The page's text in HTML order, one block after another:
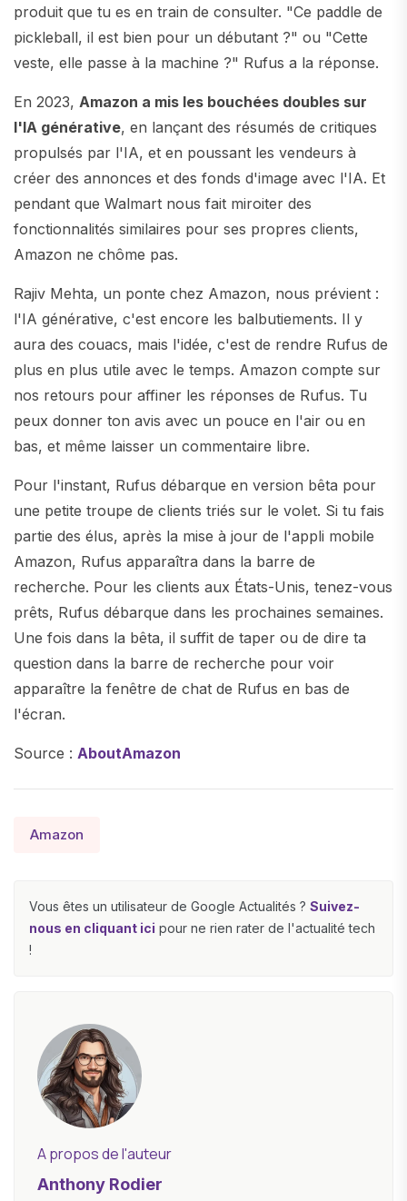
produit que tu es en train de consulter. "Ce paddle de
pickleball, il est bien pour un débutant ?" ou "Cette
veste, elle passe à la machine ?" Rufus a la réponse.
En 2023, Amazon a mis les bouchées doubles sur
l'IA générative, en lançant des résumés de critiques
propulsés par l'IA, et en poussant les vendeurs à
créer des annonces et des fonds d'image avec l'IA. Et
pendant que Walmart nous fait miroiter des
fonctionnalités similaires pour ses propres clients,
Amazon ne chôme pas.
Rajiv Mehta, un ponte chez Amazon, nous prévient :
l'IA générative, c'est encore les balbutiements. Il y
aura des couacs, mais l'idée, c'est de rendre Rufus de
plus en plus utile avec le temps. Amazon compte sur
nos retours pour affiner les réponses de Rufus. Tu
peux donner ton avis avec un pouce en l'air ou en
bas, et même laisser un commentaire libre.
Pour l'instant, Rufus débarque en version bêta pour
une petite troupe de clients triés sur le volet. Si tu fais
partie des élus, après la mise à jour de l'appli mobile
Amazon, Rufus apparaîtra dans la barre de
recherche. Pour les clients aux États-Unis, tenez-vous
prêts, Rufus débarque dans les prochaines semaines.
Une fois dans la bêta, il suffit de taper ou de dire ta
question dans la barre de recherche pour voir
apparaître la fenêtre de chat de Rufus en bas de
l'écran.
Source : AboutAmazon
Amazon
Vous êtes un utilisateur de Google Actualités ? Suivez-
nous en cliquant ici pour ne rien rater de l'actualité tech
!
A propos de l'auteur
Anthony Rodier